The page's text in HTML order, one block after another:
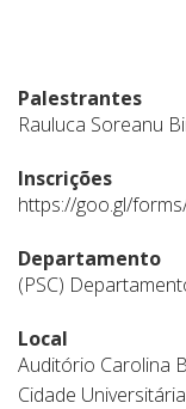
Palestrantes
Rauluca Soreanu
Inscrições
https://goo.gl/
Departamento
(PSC)
Local
Auditório Carolina
Cidade